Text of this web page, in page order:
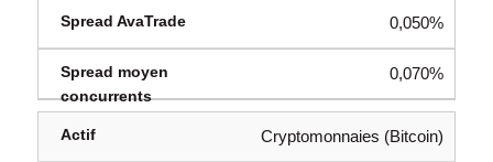
0,050%
0,070%
Cryptomonnaies (Bitcoin)